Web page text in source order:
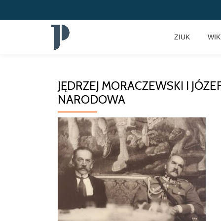
ZIUK
JĘDRZEJ MORACZEWSKI I
NARODOWA